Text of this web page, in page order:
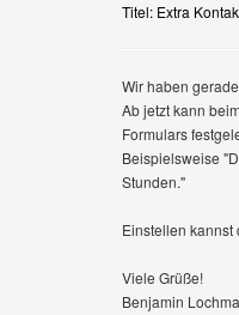
Profile anzeigen
Titel: Extra
Wir haben
Ab jetzt kann
Formulars
Beispielsweise
Stunden."
Einstellen kannst
Viele Grüße!
Benjamin